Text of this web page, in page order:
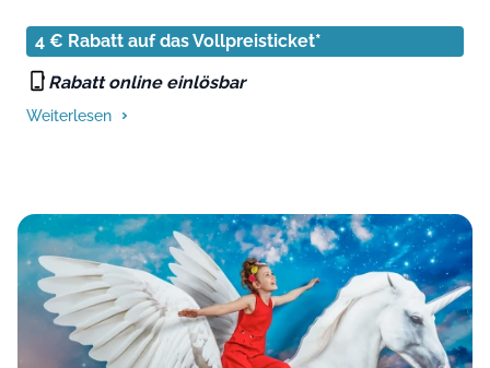
4 € Rabatt auf das Vollpreisticket*
Rabatt online einlösbar
Weiterlesen